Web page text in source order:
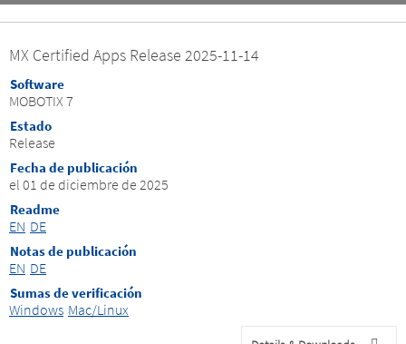
MX Certified Apps Release 2025-11-14
Software
MOBOTIX 7
Estado
Release
Fecha de publicación
el 01 de diciembre de 2025
Readme
EN DE
Notas de publicación
EN DE
Sumas de verificación
Windows Mac/Linux